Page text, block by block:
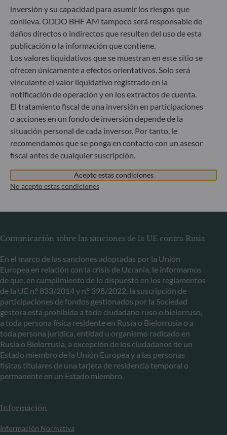
Gallusanlage 8
60329 Frankfurt am Main
+49 (0) 69 920 50 0
Sociedad Gestora de Carteras autorizada por la
Bundesanstalt für Finanzdienstleistungsaufsicht (“BaFin”)
Registro Comercial: HRB 11971 juzgado de primera
instancia de Düsseldorf
ODDO BHF Asset Management LUX
6, rue Gabriel Lippmann
L-5365 Munsbach
Luxemburgo
Sociedad gestora de carteras autorizada por la Commission
Comunicación sobre las sanciones de la UE contra Rusia
En el marco de las sanciones adoptadas por la Unión
Europea en relación con la crisis de Ucrania, le informamos
de que, en cumplimiento de lo dispuesto en los reglamentos
de la UE n.º 833/2014 y n.º 398/2022, la suscripción de
participaciones de fondos gestionados por la Sociedad
gestora está prohibida a todo ciudadano ruso o bielorruso,
a toda persona física residente en Rusia o Bielorrusia o a
toda persona jurídica, entidad u organismo radicado en
Rusia o Bielorrusia, a excepción de los ciudadanos de un
Estado miembro de la Unión Europea y a las personas
físicas titulares de una tarjeta de residencia temporal o
permanente en un Estado miembro.
Información
Información Normativa
inversión y su capacidad para asumir los riesgos que
conlleva. ODDO BHF AM tampoco será responsable de
daños directos o indirectos que resulten del uso de esta
publicación o la información que contiene.
Los valores liquidativos que se muestran en este sitio se
ofrecen únicamente a efectos orientativos. Solo será
vinculante el valor liquidativo registrado en la
notificación de operación y en los extractos de cuenta.
El tratamiento fiscal de una inversión en participaciones
o acciones en un fondo de inversión depende de la
situación personal de cada inversor. Por tanto, le
recomendamos que se ponga en contacto con un asesor
fiscal antes de cualquier suscripción.
Acepto estas condiciones
No acepto estas condiciones